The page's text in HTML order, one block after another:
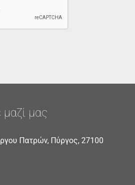
μας
Πατρών, Πύργος, 27100